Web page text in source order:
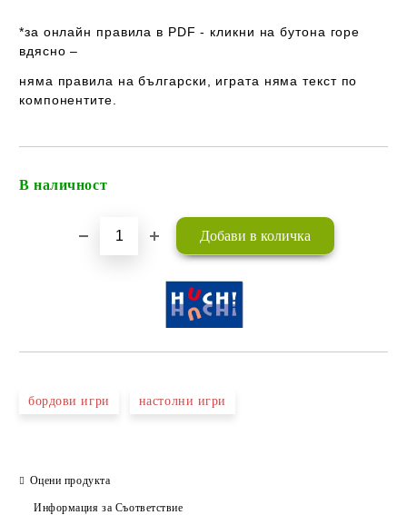
*за онлайн правила в PDF - кликни на бутона горе
вдясно –
няма правила на български , играта няма текст по
компонентите.
В наличност
бордови игри настолни игри
Оцени продукта
Информация за Съответствие